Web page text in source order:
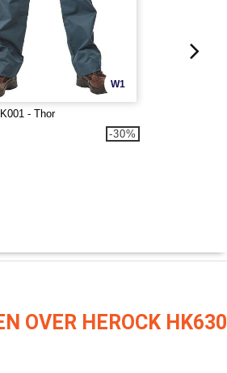
W1
- Thor
-30%
OVER HEROCK HK630